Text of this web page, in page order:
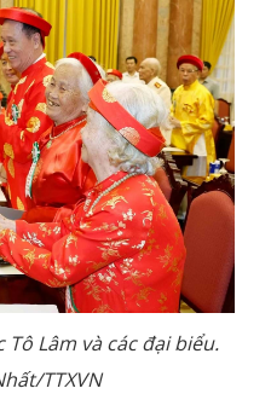
Lâm và các đại biểu.
TTXVN